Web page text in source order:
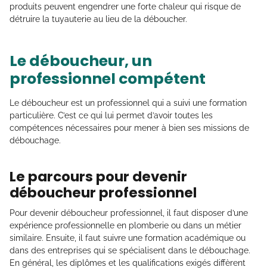
produits peuvent engendrer une forte chaleur qui risque de
détruire la tuyauterie au lieu de la déboucher.
Le déboucheur, un
professionnel compétent
Le déboucheur est un professionnel qui a suivi une formation
particulière. C’est ce qui lui permet d’avoir toutes les
compétences nécessaires pour mener à bien ses missions de
débouchage.
Le parcours pour devenir
déboucheur professionnel
Pour devenir déboucheur professionnel, il faut disposer d’une
expérience professionnelle en plomberie ou dans un métier
similaire. Ensuite, il faut suivre une formation académique ou
dans des entreprises qui se spécialisent dans le débouchage.
En général, les diplômes et les qualifications exigés diffèrent